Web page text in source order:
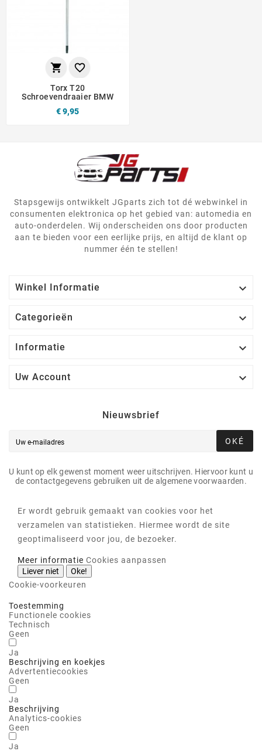
 
Torx T20
Schroevendraaier BMW
€ 9,95
Stapsgewijs ontwikkelt JGparts zich tot dé webwinkel in
consumenten elektronica op het gebied van: automedia en
auto-onderdelen. Wij onderscheiden ons door producten
aan te bieden voor een eerlijke prijs, en altijd de klant op
nummer één te stellen!
Winkel Informatie 
Categorieën 
Informatie 
Uw Account 
Nieuwsbrief
OKÉ
U kunt op elk gewenst moment weer uitschrijven. Hiervoor kunt u
de contactgegevens gebruiken uit de algemene voorwaarden.
Er wordt gebruik gemaakt van cookies voor het
verzamelen van statistieken. Hiermee wordt de site
geoptimaliseerd voor jou, de bezoeker.
Meer informatie Cookies aanpassen
Liever niet
Oke!
Cookie-voorkeuren
Toestemming
Functionele cookies
Technisch
Geen
Ja
Beschrijving en koekjes
Advertentiecookies
Geen
Ja
Beschrijving
Analytics-cookies
Geen
Ja